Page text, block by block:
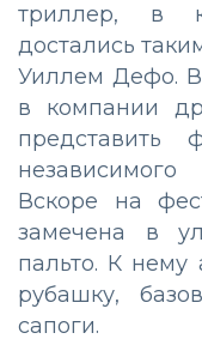
триллер, в
достались
Уиллем Дефо.
в компании
представить
Вскоре на
замечена в
пальто. К нему
рубашку,
сапоги.